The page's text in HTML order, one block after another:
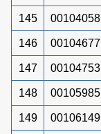
145 00104058
146 00104677
147 00104753
148 00105985
149 00106149